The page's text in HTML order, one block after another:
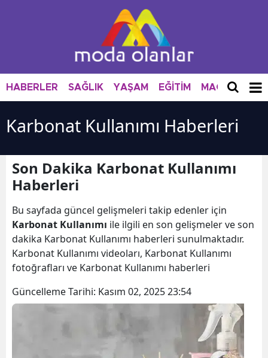
HABERLER SAĞLIK YAŞAM EĞİTİM MAGAZİN
Karbonat Kullanımı Haberleri
Son Dakika Karbonat Kullanımı
Haberleri
Bu sayfada güncel gelişmeleri takip edenler için
Karbonat Kullanımı ile ilgili en son gelişmeler ve son
dakika Karbonat Kullanımı haberleri sunulmaktadır.
Karbonat Kullanımı videoları, Karbonat Kullanımı
fotoğrafları ve Karbonat Kullanımı haberleri
Güncelleme Tarihi: Kasım 02, 2025 23:54